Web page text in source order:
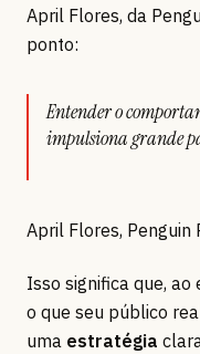
April Flores, da
ponto:
Entender o
impulsiona grande
April Flores, Penguin
Isso significa que,
o que seu público
uma estratégia